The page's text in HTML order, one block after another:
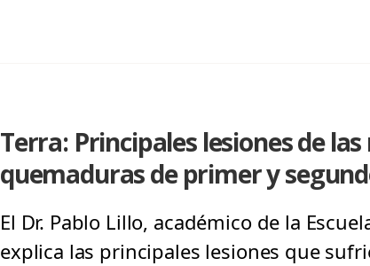
Terra: Principales lesiones de
quemaduras de primer y
El Dr. Pablo Lillo, académico de la
explica las principales lesiones que